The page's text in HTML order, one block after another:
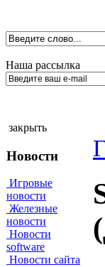
Наша рассылка
закрыть
Новости
Игровые
новости
Железные
новости
Новости
software
Новости сайта